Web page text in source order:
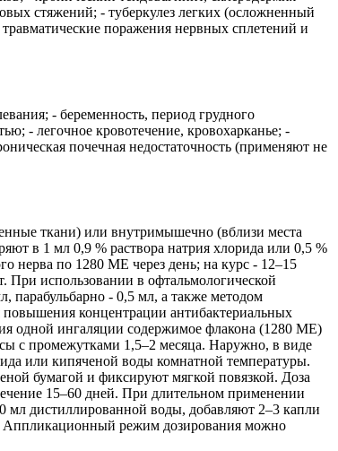
стяжений; - туберкулез легких (осложненный
поражения нервных сплетений и
- беременность, период грудного
- легочное кровотечение, кровохарканье; -
почечная недостаточность (применяют не
ткани) или внутримышечно (вблизи места
в 1 мл 0,9 % раствора натрия хлорида или 0,5 %
нерва по 1280 МЕ через день; на курс - 12–15
При использовании в офтальмологической
парабульбарно - 0,5 мл, а также методом
повышения концентрации антибактериальных
одной ингаляции содержимое флакона (1280 МЕ)
с промежутками 1,5–2 месяца. Наружно, в виде
или кипяченой воды комнатной температуры.
бумагой и фиксируют мягкой повязкой. Доза
15–60 дней. При длительном применении
мл дистиллированной воды, добавляют 2–3 капли
Аппликационный режим дозирования можно